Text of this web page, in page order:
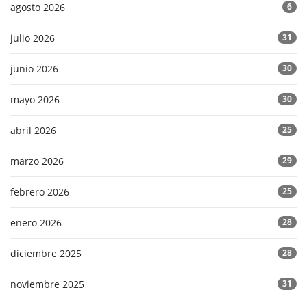
agosto 2026 6
julio 2026 31
junio 2026 30
mayo 2026 30
abril 2026 25
marzo 2026 29
febrero 2026 25
enero 2026 28
diciembre 2025 28
noviembre 2025 31